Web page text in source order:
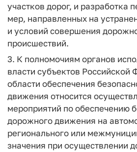
участков дорог, и разработка
мер, направленных на
и условий совершения
происшествий.
3. К полномочиям органов
власти субъектов Российской
области обеспечения
движения относится
мероприятий по обеспечению
дорожного движения на
регионального или
значения при осуществлении